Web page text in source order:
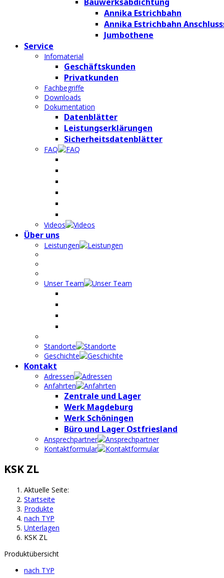
Annika Estrichbahn
Annika Estrichbahn
Jumbothene
Service
Infomaterial
Geschäftskunden
Privatkunden
Fachbegriffe
Downloads
Dokumentation
Datenblätter
Leistungserklärungen
Sicherheitsdatenblätter
FAQ
Videos
Über uns
Leistungen
Unser Team
Standorte
Geschichte
Kontakt
Adressen
Anfahrten
Zentrale und Lager
Werk Magdeburg
Werk Schöningen
Büro und Lager Ostfriesland
Ansprechpartner
Kontaktformular
KSK ZL
Aktuelle Seite:
Startseite
Produkte
nach TYP
Unterlagen
KSK ZL
Produktübersicht
nach TYP